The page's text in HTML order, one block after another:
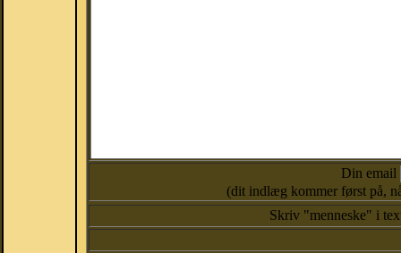
Din email
(dit indlæg kommer først på,
Skriv "menneske" i